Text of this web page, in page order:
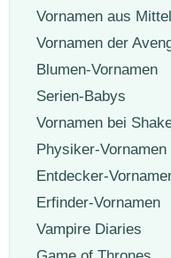
Vornamen aus
Vornamen der
Blumen-Vornamen
Serien-Babys
Vornamen bei
Physiker-Vornamen
Entdecker-
Erfinder-Vornamen
Vampire Diaries